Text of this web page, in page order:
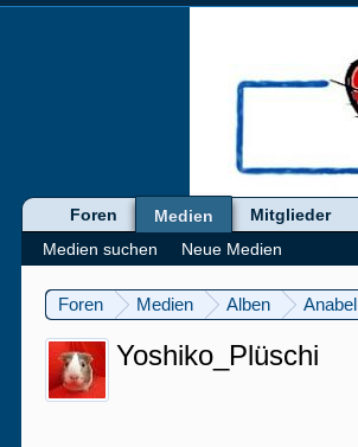
Foren Medien Alben Anabel
Yoshiko_Plüschi
Foren
Medien
Medien suchen
Neue Medien
Mitglieder